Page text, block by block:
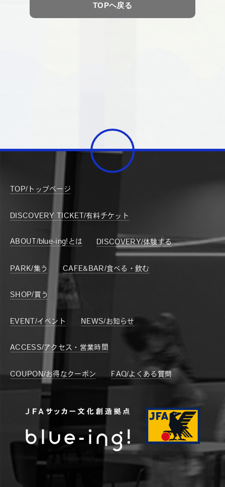
TOPヘ戻る
TOP/トップページ
DISCOVERY TICKET/有料チケット
ABOUT/blue-ing!とは DISCOVERY/体験する
PARK/集う CAFE&BAR/食べる・飲む
SHOP/買う
EVENT/イベント NEWS/お知らせ
ACCESS/アクセス・営業時間
COUPON/お得なクーポン FAQ/よくある質問